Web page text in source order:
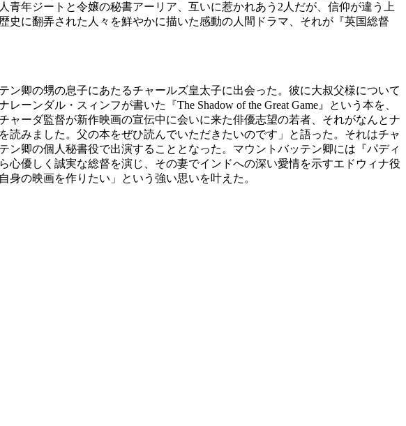
年ジートと令嬢の秘書アーリア、互いに惹かれあう2人だが、信仰が違う上
に翻弄された人々を鮮やかに描いた感動の人間ドラマ、それが『英国総督
卿の甥の息子にあたるチャールズ皇太子に出会った。彼に大叔父様について
ンダル・スィンフが書いた『The Shadow of the Great Game』という本を、
ーダ監督が新作映画の宣伝中に会いに来た俳優志望の若者、それがなんとナ
みました。父の本をぜひ読んでいただきたいのです」と語った。それはチャ
卿の個人秘書役で出演することとなった。マウントバッテン卿には『パディ
優しく誠実な総督を演じ、その妻でインドへの深い愛情を示すエドウィナ役
の映画を作りたい」という強い思いを叶えた。